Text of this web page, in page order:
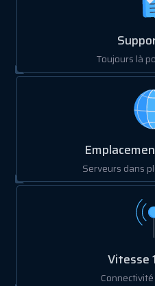
Toujours là
Serveurs dans
Vitesse